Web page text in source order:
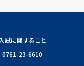
試に関すること
0761-23-6610